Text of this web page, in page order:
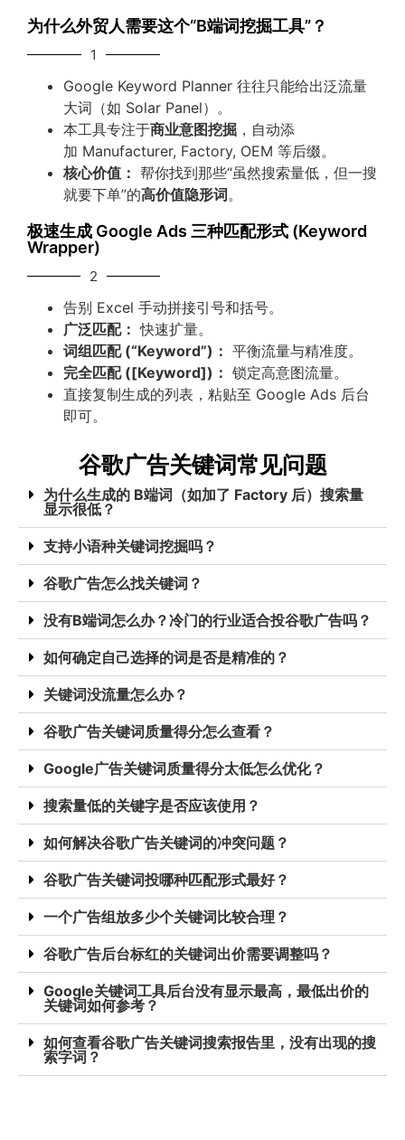
为什么外贸人需要这个“B端词挖掘工具”？
1
Google Keyword Planner 往往只能给出泛流量
大词（如 Solar Panel）。
本工具专注于商业意图挖掘 ，自动添
加 Manufacturer, Factory, OEM 等后缀。
核心价值： 帮你找到那些“虽然搜索量低，但一搜
就要下单”的高价值隐形词。
极速生成 Google Ads 三种匹配形式 (Keyword
Wrapper)
2
告别 Excel 手动拼接引号和括号。
广泛匹配： 快速扩量。
词组匹配 (“Keyword”)： 平衡流量与精准度。
完全匹配 ([Keyword])： 锁定高意图流量。
直接复制生成的列表，粘贴至 Google Ads 后台
即可。
谷歌广告关键词常见问题
为什么生成的 B端词（如加了 Factory 后）搜索量
显示很低？
支持小语种关键词挖掘吗？
谷歌广告怎么找关键词？
没有B端词怎么办？冷门的行业适合投谷歌广告吗？
如何确定自己选择的词是否是精准的？
关键词没流量怎么办？
谷歌广告关键词质量得分怎么查看？
Google广告关键词质量得分太低怎么优化？
搜索量低的关键字是否应该使用？
如何解决谷歌广告关键词的冲突问题？
谷歌广告关键词投哪种匹配形式最好？
一个广告组放多少个关键词比较合理？
谷歌广告后台标红的关键词出价需要调整吗？
Google关键词工具后台没有显示最高，最低出价的
关键词如何参考？
如何查看谷歌广告关键词搜索报告里，没有出现的搜
索字词？